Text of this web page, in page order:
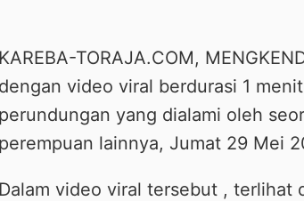
KAREBA-TORAJA.COM,
dengan video viral berdurasi 1
perundungan yang dialami oleh
perempuan lainnya, Jumat 29 Mei
Dalam video viral tersebut , terlihat